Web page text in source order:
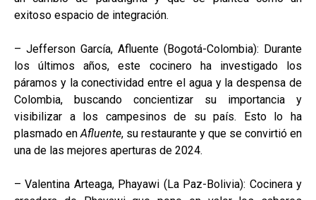
exitoso espacio de integración.
– Jefferson García, Afluente (Bogotá-Colombia): Durante
los últimos años, este cocinero ha investigado los
páramos y la conectividad entre el agua y la despensa de
Colombia, buscando concientizar su importancia y
visibilizar a los campesinos de su país. Esto lo ha
plasmado en Afluente, su restaurante y que se convirtió en
una de las mejores aperturas de 2024.
– Valentina Arteaga, Phayawi (La Paz-Bolivia): Cocinera y